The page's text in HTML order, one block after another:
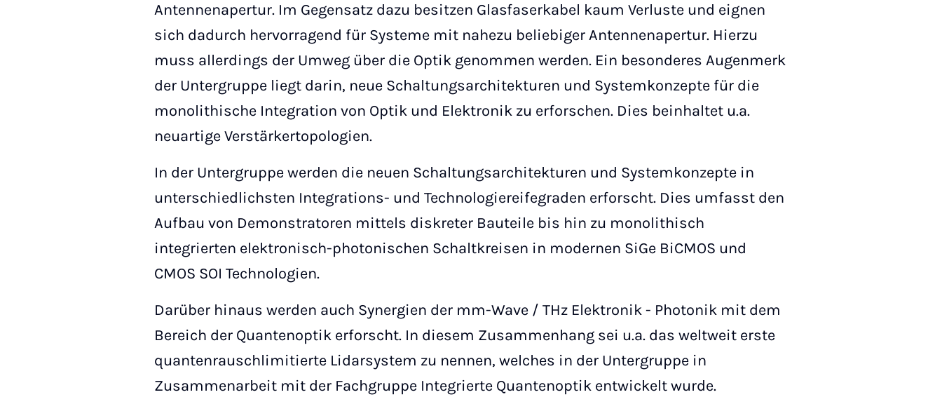
Antennenapertur. Im Gegensatz dazu besitzen Glasfaserkabel kaum Verluste und eignen
sich dadurch hervorragend für Systeme mit nahezu beliebiger Antennenapertur. Hierzu
muss allerdings der Umweg über die Optik genommen werden. Ein besonderes Augenmerk
der Untergruppe liegt darin, neue Schaltungsarchitekturen und Systemkonzepte für die
monolithische Integration von Optik und Elektronik zu erforschen. Dies beinhaltet u.a.
neuartige Verstärkertopologien.
In der Untergruppe werden die neuen Schaltungsarchitekturen und Systemkonzepte in
unterschiedlichsten Integrations- und Technologiereifegraden erforscht. Dies umfasst den
Aufbau von Demonstratoren mittels diskreter Bauteile bis hin zu monolithisch
integrierten elektronisch-photonischen Schaltkreisen in modernen SiGe BiCMOS und
CMOS SOI Technologien.
Darüber hinaus werden auch Synergien der mm-Wave / THz Elektronik - Photonik mit dem
Bereich der Quantenoptik erforscht. In diesem Zusammenhang sei u.a. das weltweit erste
quantenrauschlimitierte Lidarsystem zu nennen, welches in der Untergruppe in
Zusammenarbeit mit der Fachgruppe Integrierte Quantenoptik entwickelt wurde.